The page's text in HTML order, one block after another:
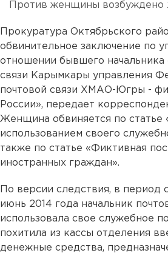
Против женщины возбуждено
Прокуратура Октябрьского
обвинительное заключение по
отношении бывшего начальника
связи Карымкары управления
почтовой связи ХМАО-Югры -
России», передает
Женщина обвиняется по статье
использованием своего
также по статье «Фиктивная
иностранных граждан».
По версии следствия, в период
июнь 2014 года начальник
использовала свое служебное
похитила из кассы отделения
денежные средства,